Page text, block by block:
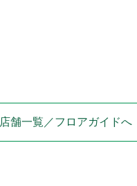
店舗一覧／フロアガイドへ